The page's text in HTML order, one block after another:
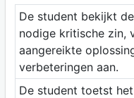
De student bekijkt
nodige kritische zin,
aangereikte
verbeteringen aan.
De student toetst